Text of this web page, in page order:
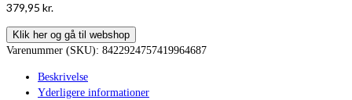
379,95 kr.
Klik her og gå til webshop
Varenummer (SKU): 8422924757419964687
Beskrivelse
Yderligere informationer